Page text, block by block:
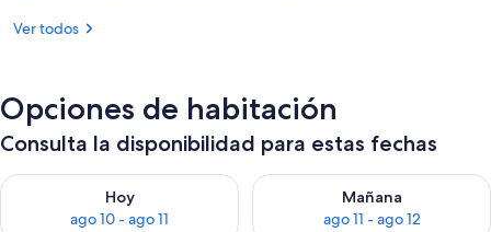
Ver todos
Opciones de habitación
Consulta la disponibilidad para estas fechas
Hoy
ago 10 - ago 11
Consulta la disponibilidad para hoy ago 10 - ago 11
Mañana
ago 11 - ago 12
Consulta la disponibilidad